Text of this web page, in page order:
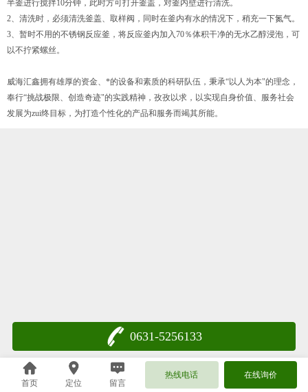
半釜进行搅拌10分钟，此时方可打开釜盖，对釜内壁进行清洗。
2、清洗时，必须清洗釜盖、取样阀，同时在釜内有水的情况下，稍充一下氮气。
3、暂时不用的不锈钢反应釜，将反应釜内加入70％体积干净的无水乙醇浸泡，可
以不拧紧螺丝。
威海汇鑫拥有雄厚的资金、*的设备和素质的科研队伍，秉承“以人为本"的理念，
奉行“挑战极限、创造奇迹"的实践精神，孜孜以求，以实现自身价值、服务社会
发展为zui终目标，为打造个性化的产品和服务而竭其所能。
0631-5256133
首页 定位 留言
热线电话 在线询价